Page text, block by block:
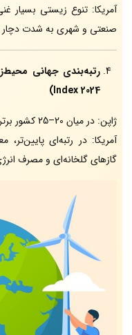
آمریکا: تنوع زیستی بسیار
صنعتی و شهری به شدت
Index 2024)
ژاپن: در میان 20–25 کشور برتر از نظر عملکرد زیست‌محیطی.
گازهای گلخانه‌ای و مصرف